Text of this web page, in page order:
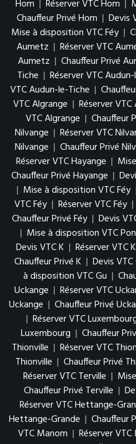
Hom | Réserver VTC Hom |
Chauffeur Privé Hom | Devis
Mise à disposition VTC Féy |
Aumetz | Réserver VTC
Aumetz | Chauffeur Privé
Tiche | Réserver VTC
VTC Audun-le-Tiche |
VTC Algrange | Réserver
VTC Algrange | Chauffeur
Nilvange | Réserver VTC
Nilvange | Chauffeur Privé
Réserver VTC Hayange |
Chauffeur Privé Hayange |
| Mise à disposition VTC Féy |
VTC Féy | Réserver VTC Féy |
Chauffeur Privé Féy | Devis
| Mise à disposition VTC
Devis VTC K | Réserver VTC K
Chauffeur Privé K | Devis VTC
à disposition VTC Gu |
Uckange | Réserver VTC
Uckange | Chauffeur Privé
| Réserver VTC
Luxembourg | Chauffeur
Thionville | Réserver VTC
Thionville | Chauffeur Privé
Réserver VTC Terville |
Chauffeur Privé Terville |
Réserver VTC Hettange-
Hettange-Grande | Chauffeur
VTC Manom | Réserver